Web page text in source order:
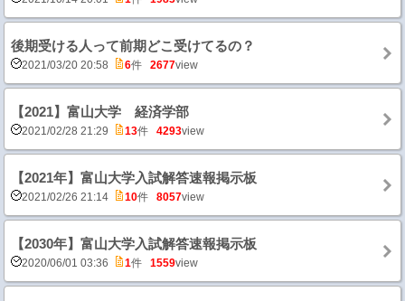
後期受ける人って前期どこ受けてるの？
2021/03/20 20:58 6件 2677view
【2021】富山大学 経済学部
2021/02/28 21:29 13件 4293view
【2021年】富山大学入試解答速報掲示板
2021/02/26 21:14 10件 8057view
【2030年】富山大学入試解答速報掲示板
2020/06/01 03:36 1件 1559view